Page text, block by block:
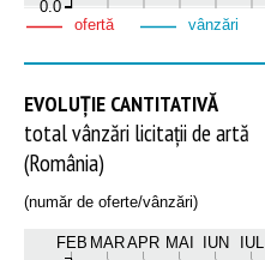
0.0
ofertă vânzări
EVOLUȚIE CANTITATIVĂ
total vânzări licitații de artă
(România)
(număr de oferte/vânzări)
FEB MARAPR MAI IUN IUL